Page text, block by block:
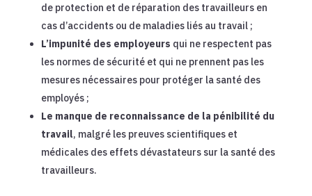
de protection et de réparation des travailleurs en
cas d’accidents ou de maladies liés au travail ;
L’impunité des employeurs qui ne respectent pas
les normes de sécurité et qui ne prennent pas les
mesures nécessaires pour protéger la santé des
employés ;
Le manque de reconnaissance de la pénibilité du
travail, malgré les preuves scientifiques et
médicales des effets dévastateurs sur la santé des
travailleurs.